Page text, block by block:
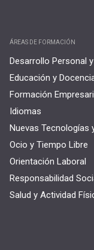
ÁREAS DE FORMACIÓN
Desarrollo Personal
Educación y
Formación
Idiomas
Nuevas Tecnologías
Ocio y Tiempo Libre
Orientación Laboral
Responsabilidad
Salud y Actividad